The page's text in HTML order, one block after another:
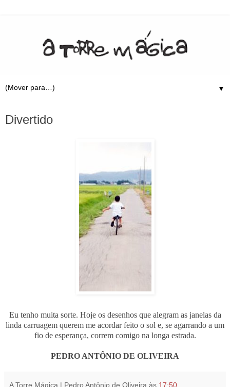
▼
Divertido
Eu tenho muita sorte. Hoje os desenhos que alegram as janelas da
linda carruagem querem me acordar feito o sol e, se agarrando a um
fio de esperança, correm comigo na longa estrada.
PEDRO ANTÔNIO DE OLIVEIRA
A Torre Mágica | Pedro Antônio de Oliveira às 17:50